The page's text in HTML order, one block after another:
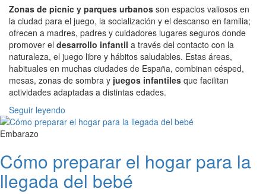
Zonas de picnic y parques urbanos son espacios valiosos en
la ciudad para el juego, la socialización y el descanso en familia;
ofrecen a madres, padres y cuidadores lugares seguros donde
promover el desarrollo infantil a través del contacto con la
naturaleza, el juego libre y hábitos saludables. Estas áreas,
habituales en muchas ciudades de España, combinan césped,
mesas, zonas de sombra y juegos infantiles que facilitan
actividades adaptadas a distintas edades.
Seguir leyendo
Embarazo
Cómo preparar el hogar para la
llegada del bebé